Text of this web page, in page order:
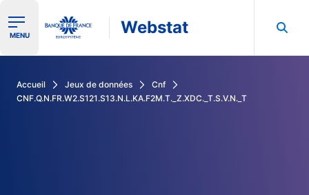
Ouvrir le menu de navigation
MENU Webstat
Accueil Jeux de données
Cnf
CNF.Q.N.FR.W2.S121.S13.N.L.KA.F2M.T._Z.XDC._T.S.V.N._T